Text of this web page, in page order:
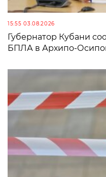
15:55 03.08.2026
Губернатор Кубани
БПЛА в Архипо-